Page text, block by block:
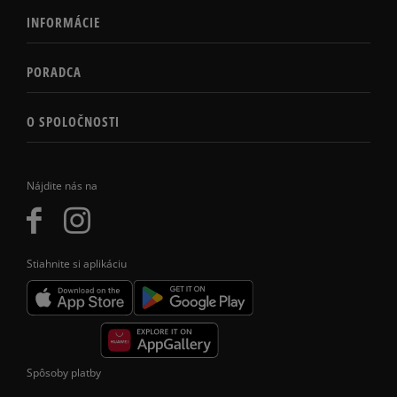
Nájdite nás na
Stiahnite si aplikáciu
INFORMÁCIE
PORADCA
O SPOLOČNOSTI
Spôsoby platby